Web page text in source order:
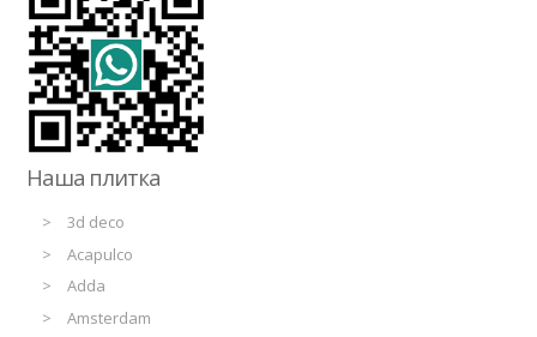
Наша плитка
3d deco
Acapulco
Adda
Amsterdam